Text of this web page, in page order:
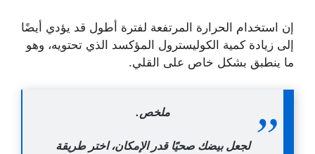
إن استخدام الحرارة المرتفعة لفترة أطول قد يؤدي أيضًا
إلى زيادة كمية الكوليسترول المؤكسد الذي تحتويه، وهو
ما ينطبق بشكل خاص على القلي.
ملخص.
لجعل بيضك صحيًا قدر الإمكان، اختر طريقة